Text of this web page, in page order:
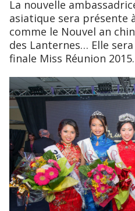
La nouvelle
asiatique sera présente
comme le Nouvel an
des Lanternes… Elle
finale Miss Réunion 2015.